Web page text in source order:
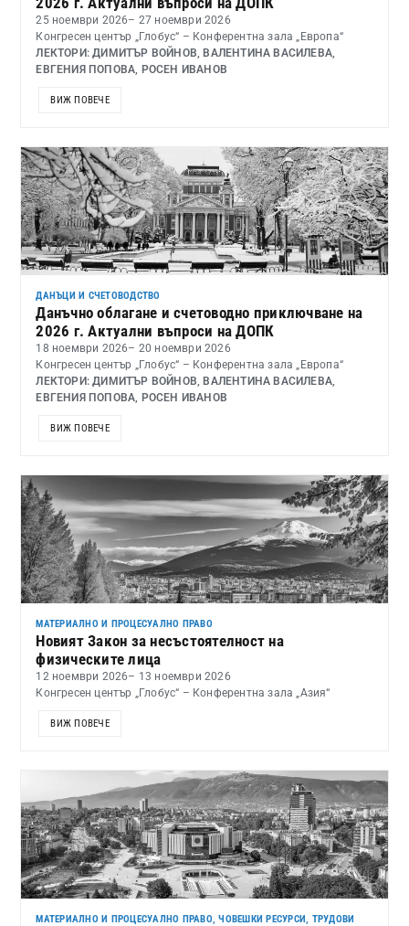
25 ноември 2026– 27 ноември 2026
Конгресен център „Глобус“ – Конферентна зала „Европа“
ЛЕКТОРИ: ДИМИТЪР ВОЙНОВ, ВАЛЕНТИНА ВАСИЛЕВА,
ЕВГЕНИЯ ПОПОВА, РОСЕН ИВАНОВ
ВИЖ ПОВЕЧЕ
ДАНЪЦИ И СЧЕТОВОДСТВО
Данъчно облагане и счетоводно приключване на
2026 г. Актуални въпроси на ДОПК
18 ноември 2026– 20 ноември 2026
Конгресен център „Глобус“ – Конферентна зала „Европа“
ЛЕКТОРИ: ДИМИТЪР ВОЙНОВ, ВАЛЕНТИНА ВАСИЛЕВА,
ЕВГЕНИЯ ПОПОВА, РОСЕН ИВАНОВ
ВИЖ ПОВЕЧЕ
МАТЕРИАЛНО И ПРОЦЕСУАЛНО ПРАВО
Новият Закон за несъстоятелност на
физическите лица
12 ноември 2026– 13 ноември 2026
Конгресен център „Глобус“ – Конферентна зала „Азия“
ВИЖ ПОВЕЧЕ
МАТЕРИАЛНО И ПРОЦЕСУАЛНО ПРАВО,ЧОВЕШКИ РЕСУРСИ, ТРУДОВИ